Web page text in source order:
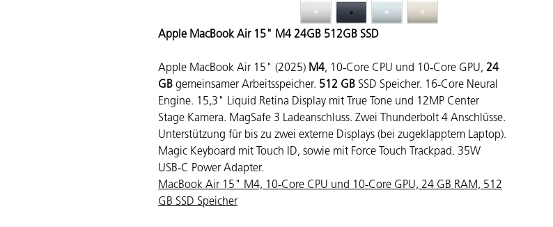
Apple MacBook Air 15" M4 24GB 512GB SSD
Apple MacBook Air 15" (2025) M4, 10‑Core CPU und 10‑Core GPU, 24
GB gemeinsamer Arbeitsspeicher. 512 GB SSD Speicher. 16‑Core Neural
Engine. 15,3" Liquid Retina Display mit True Tone und 12MP Center
Stage Kamera. MagSafe 3 Ladeanschluss. Zwei Thunderbolt 4 Anschlüsse.
Unterstützung für bis zu zwei externe Displays (bei zugeklapptem Laptop).
Magic Keyboard mit Touch ID, sowie mit Force Touch Trackpad. 35W
USB‑C Power Adapter.
MacBook Air 15" M4, 10‑Core CPU und 10‑Core GPU, 24 GB RAM, 512
GB SSD Speicher